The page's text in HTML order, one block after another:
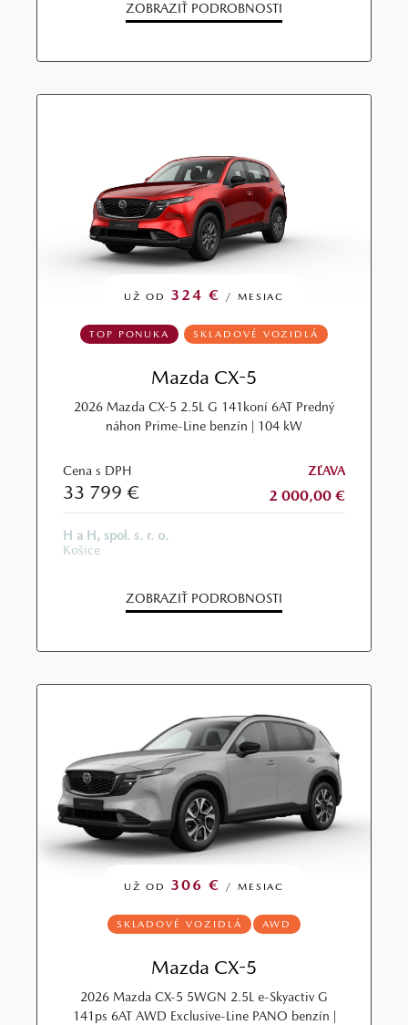
ZOBRAZIŤ PODROBNOSTI
UŽ OD 324 € / MESIAC
TOP PONUKA SKLADOVÉ VOZIDLÁ
Mazda CX-5
2026 Mazda CX-5 2.5L G 141koní 6AT Predný
náhon Prime-Line benzín | 104 kW
Cena s DPH
33 799 €
ZĽAVA
2 000,00 €
H a H, spol. s. r. o.
Košice
ZOBRAZIŤ PODROBNOSTI
UŽ OD 306 € / MESIAC
SKLADOVÉ VOZIDLÁ AWD
Mazda CX-5
2026 Mazda CX‑5 5WGN 2.5L e‑Skyactiv G
141ps 6AT AWD Exclusive‑Line PANO benzín |